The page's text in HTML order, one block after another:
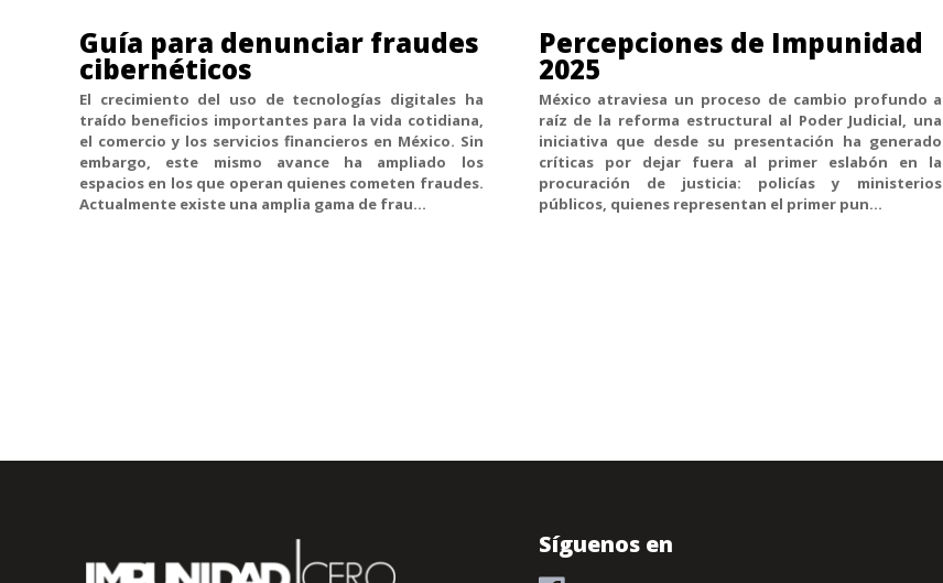
Guía para denunciar fraudes
cibernéticos
El crecimiento del uso de tecnologías digitales ha
traído beneficios importantes para la vida cotidiana,
el comercio y los servicios financieros en México. Sin
embargo, este mismo avance ha ampliado los
espacios en los que operan quienes cometen fraudes.
Actualmente existe una amplia gama de frau...
Percepciones de Impunidad
2025
México atraviesa un proceso de cambio profundo a
raíz de la reforma estructural al Poder Judicial, una
iniciativa que desde su presentación ha generado
críticas por dejar fuera al primer eslabón en la
procuración de justicia: policías y ministerios
públicos, quienes representan el primer pun...
Síguenos en